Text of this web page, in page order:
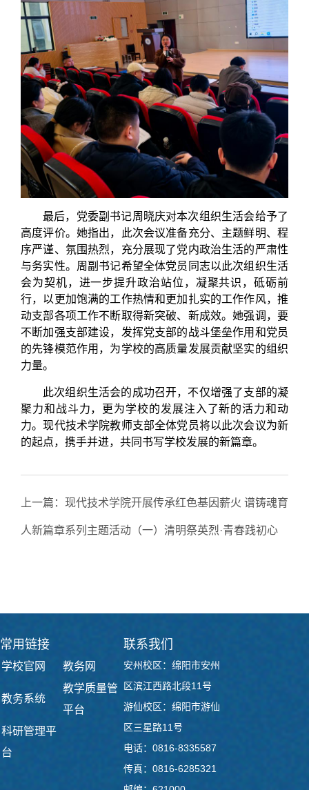
最后，党委副书记周晓庆对本次组织生活会给予了
高度评价。她指出，此次会议准备充分、主题鲜明、程
序严谨、氛围热烈，充分展现了党内政治生活的严肃性
与务实性。周副书记希望全体党员同志以此次组织生活
会为契机，进一步提升政治站位，凝聚共识，砥砺前
行，以更加饱满的工作热情和更加扎实的工作作风，推
动支部各项工作不断取得新突破、新成效。她强调，要
不断加强支部建设，发挥党支部的战斗堡垒作用和党员
的先锋模范作用，为学校的高质量发展贡献坚实的组织
力量。
此次组织生活会的成功召开，不仅增强了支部的凝
聚力和战斗力，更为学校的发展注入了新的活力和动
力。现代技术学院教师支部全体党员将以此次会议为新
的起点，携手并进，共同书写学校发展的新篇章。
上一篇： 现代技术学院开展传承红色基因薪火 谱铸魂育
人新篇章系列主题活动（一）清明祭英烈·青春践初心
常用链接
学校官网 教务网
教务系统
教学质量管
平台
科研管理平
台
联系我们
安州校区：绵阳市安州
区滨江西路北段11号
游仙校区：绵阳市游仙
区三星路11号
电话：0816-8335587
传真：0816-6285321